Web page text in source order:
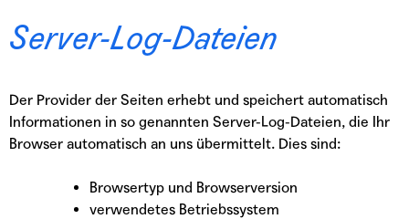
Server-Log-Dateien
Der Provider der Seiten erhebt und speichert automatisch
Informationen in so genannten Server-Log-Dateien, die Ihr
Browser automatisch an uns übermittelt. Dies sind:
Browsertyp und Browserversion
verwendetes Betriebssystem